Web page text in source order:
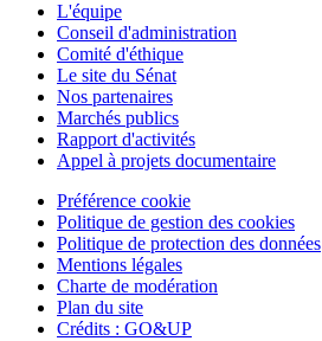
L'équipe
Conseil d'administration
Comité d'éthique
Le site du Sénat
Nos partenaires
Marchés publics
Rapport d'activités
Appel à projets documentaire
Préférence cookie
Politique de gestion des cookies
Politique de protection des données
Mentions légales
Charte de modération
Plan du site
Crédits : GO&UP